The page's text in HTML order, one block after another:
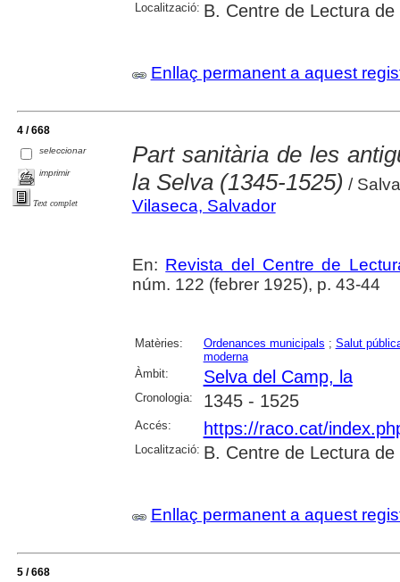
Localització: B. Centre de Lectura de
Enllaç permanent a aquest
4 / 668
seleccionar
imprimir
Text complet
Part sanitària de les
la Selva (1345-1525) /
Vilaseca, Salvador
En: Revista del Centre de
núm. 122 (febrer 1925), p. 43-44
Matèries: Ordenances municipals ; Salut
moderna
Àmbit:
Selva del Camp, la
Cronologia: 1345 - 1525
Accés: https://raco.cat/
Localització: B. Centre de Lectura de
Enllaç permanent a aquest
5 / 668